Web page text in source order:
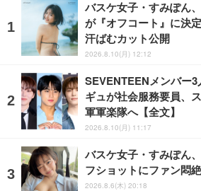
バスケ女子・すみぽん
が『オフコート』に決
汗ばむカット公開
2026.8.10(月) 12:12
SEVENTEENメンバー
ギュが社会服務要員、
軍軍楽隊へ【全文】
2026.8.10(月) 11:17
バスケ女子・すみぽん
フショットにファン悶絶
2026.8.6(木) 20:18